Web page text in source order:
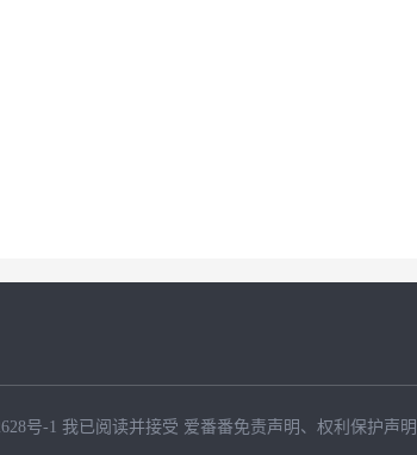
号-1 我已阅读并接受 爱番番免责声明 、 权利保护声明